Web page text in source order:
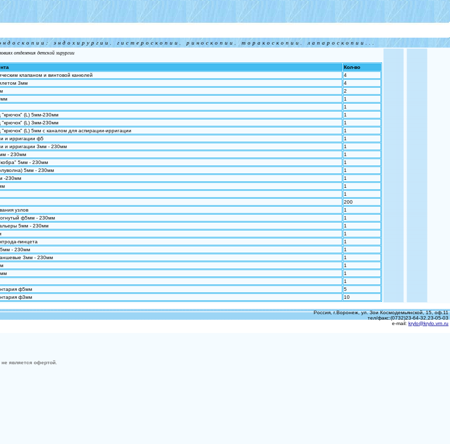
эндохирургии, гистероскопии, риноскопии, торакоскопии, лапароскопии...
отделения детской хирургии
Кол-во
клапаном и винтовой канюлей
4
3мм
4
2
1
1
"крючок" (L) 5мм-230мм
1
"крючок" (L) 3мм-230мм
1
(L) 5мм с каналом для аспирации-ирригации
1
и ирригации ф5
1
и ирригации 3мм - 230мм
1
- 230мм
1
5мм - 230мм
1
5мм - 230мм
1
-230мм
1
1
1
200
узлов
1
ф5мм - 230мм
1
5мм - 230мм
1
1
пинцета
1
- 230мм
1
3мм - 230мм
1
1
1
1
ф5мм
5
ф3мм 10
Россия, г.Воронеж, ул. Зои Космодемьянской, 15, оф.11
тел/факс:(0732)23-64-32,23-05-03
e-mail: krylo@krylo.vrn.ru
является офертой.